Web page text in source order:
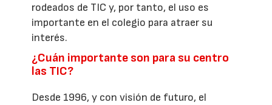
rodeados de TIC y, por tanto, el uso es
importante en el colegio para atraer su
interés.
¿Cuán importante son para su centro
las TIC?
Desde 1996, y con visión de futuro, el